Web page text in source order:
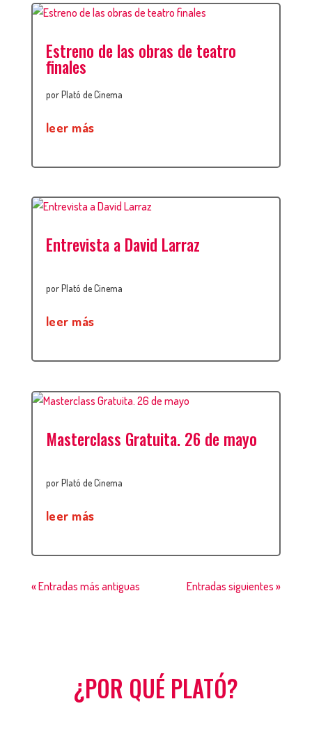
Estreno de las obras de teatro
finales
porPlató de Cinema
leer más
Entrevista a David Larraz
porPlató de Cinema
leer más
Masterclass Gratuita. 26 de mayo
porPlató de Cinema
leer más
« Entradas más antiguas Entradas siguientes »
¿POR QUÉ PLATÓ?